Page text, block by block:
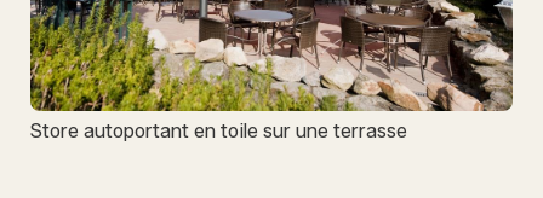
Store autoportant en toile sur une terrasse